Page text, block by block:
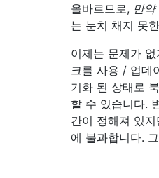
올바르므로, 만약
는 눈치 채지 못
이제는 문제가
크를 사용 / 업데
기화 된 상태로
할 수 있습니다.
간이 정해져 있
에 불과합니다.